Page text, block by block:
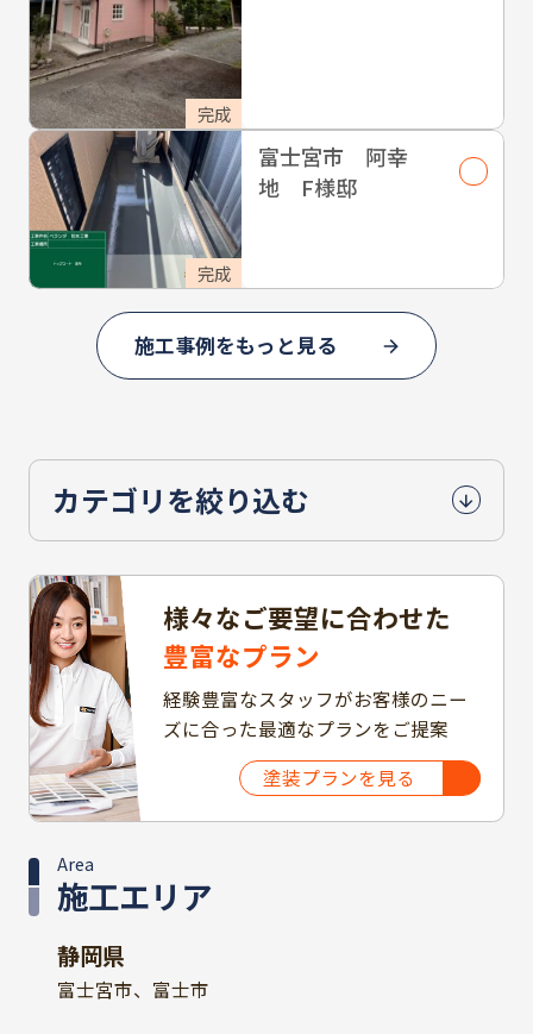
完成
完成
富士宮市 阿幸
地 F様邸
施工事例をもっと見る
カテゴリを絞り込む
様々なご要望に合わせた
豊富なプラン
経験豊富なスタッフがお客様のニー
ズに合った最適なプランをご提案
塗装プランを見る
施工エリア
Area
静岡県
富士宮市、富士市